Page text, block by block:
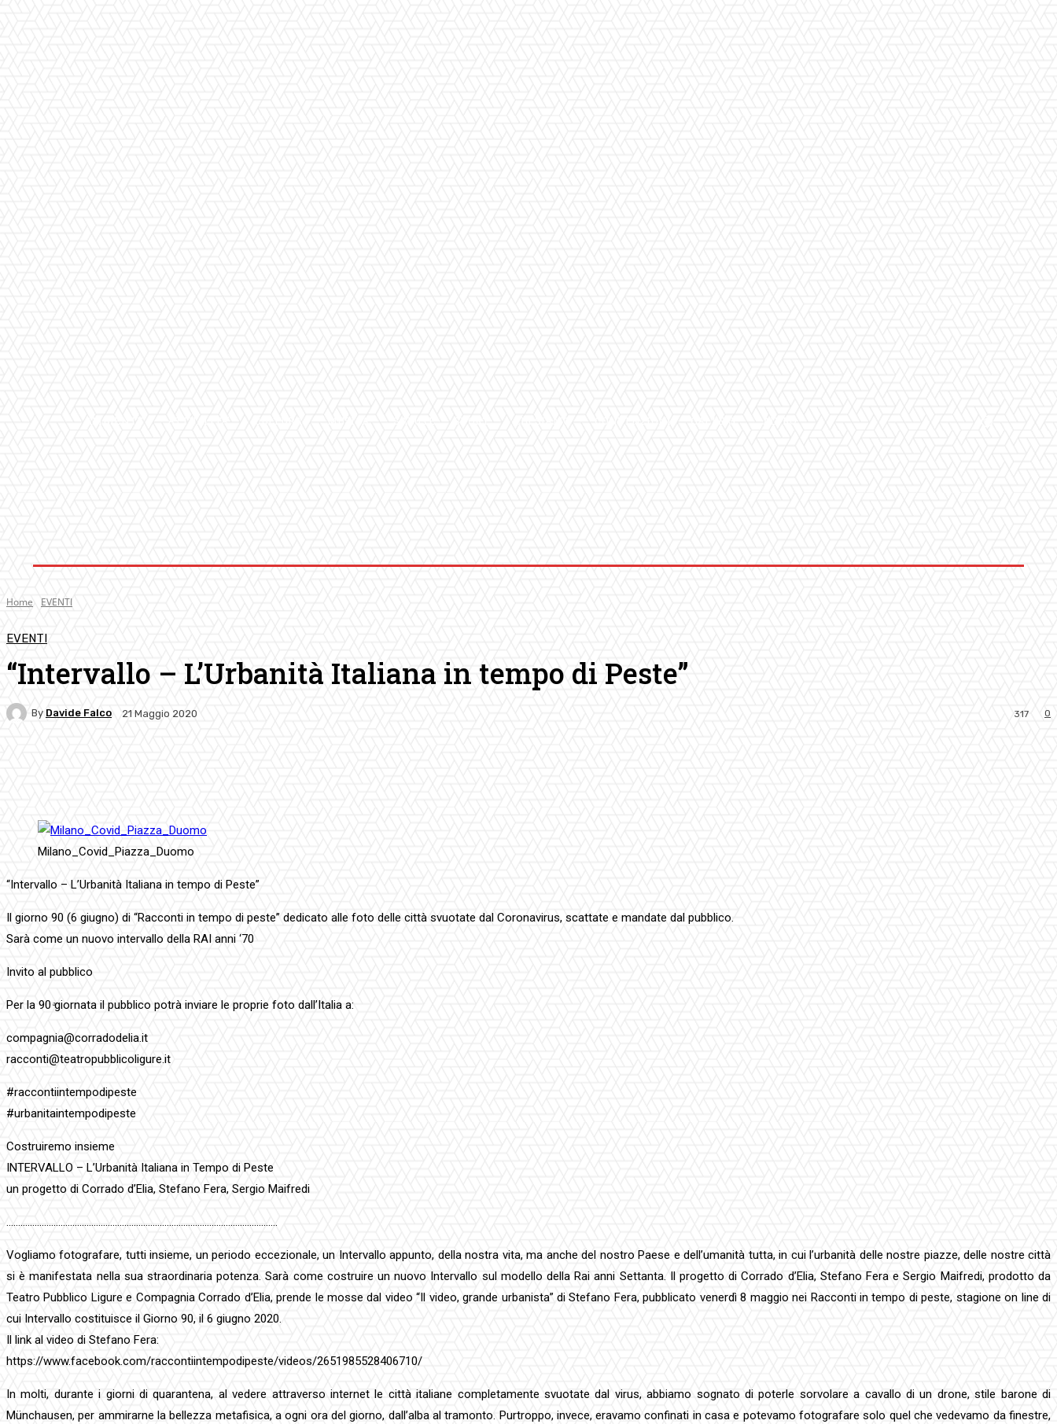
Home EVENTI
EVENTI
“Intervallo – L’Urbanità Italiana in tempo di Peste”
By Davide Falco 21 Maggio 2020 0
317
Milano_Covid_Piazza_Duomo
“Intervallo – L’Urbanità Italiana in tempo di Peste”
Il giorno 90 (6 giugno) di “Racconti in tempo di peste” dedicato alle foto delle città svuotate dal Coronavirus, scattate e mandate dal pubblico.
Sarà come un nuovo intervallo della RAI anni ‘70
Invito al pubblico
Per la 90 ͣgiornata il pubblico potrà inviare le proprie foto dall’Italia a:
compagnia@corradodelia.it
racconti@teatropubblicoligure.it
#raccontiintempodipeste
#urbanitaintempodipeste
Costruiremo insieme
INTERVALLO – L’Urbanità Italiana in Tempo di Peste
un progetto di Corrado d’Elia, Stefano Fera, Sergio Maifredi
…………………………………………………………………………………………………….
Vogliamo fotografare, tutti insieme, un periodo eccezionale, un Intervallo appunto, della nostra vita, ma anche del nostro Paese e dell’umanità tutta, in cui l’urbanità delle nostre piazze, delle nostre città
si è manifestata nella sua straordinaria potenza. Sarà come costruire un nuovo Intervallo sul modello della Rai anni Settanta. Il progetto di Corrado d’Elia, Stefano Fera e Sergio Maifredi, prodotto da
Teatro Pubblico Ligure e Compagnia Corrado d’Elia, prende le mosse dal video “Il video, grande urbanista” di Stefano Fera, pubblicato venerdì 8 maggio nei Racconti in tempo di peste, stagione on line di
cui Intervallo costituisce il Giorno 90, il 6 giugno 2020.
Il link al video di Stefano Fera:
https://www.facebook.com/raccontiintempodipeste/videos/2651985528406710/
In molti, durante i giorni di quarantena, al vedere attraverso internet le città italiane completamente svuotate dal virus, abbiamo sognato di poterle sorvolare a cavallo di un drone, stile barone di
Münchausen, per ammirarne la bellezza metafisica, a ogni ora del giorno, dall’alba al tramonto. Purtroppo, invece, eravamo confinati in casa e potevamo fotografare solo quel che vedevamo da finestre,